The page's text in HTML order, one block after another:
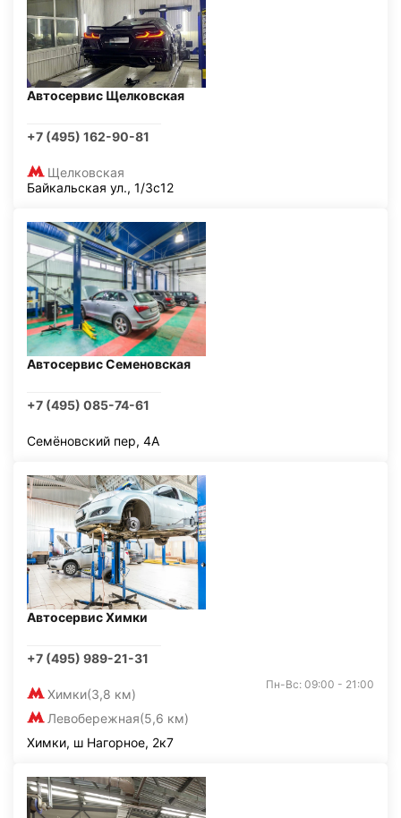
Автосервис Щелковская
+7 (495) 162-90-81
Щелковская
Байкальская ул., 1/3с12
Автосервис Семеновская
+7 (495) 085-74-61
Семёновский пер, 4А
Автосервис Химки
+7 (495) 989-21-31
Химки(3,8 км)
Левобережная(5,6 км)
Пн-Вс: 09:00 - 21:00
Химки, ш Нагорное, 2к7